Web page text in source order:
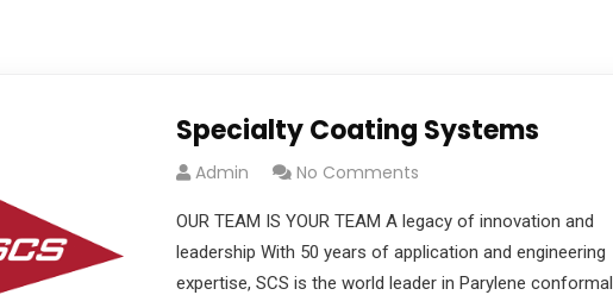
Specialty Coating Systems
Admin No Comments
OUR TEAM IS YOUR TEAM A legacy of innovation and
leadership With 50 years of application and engineering
expertise, SCS is the world leader in Parylene conformal